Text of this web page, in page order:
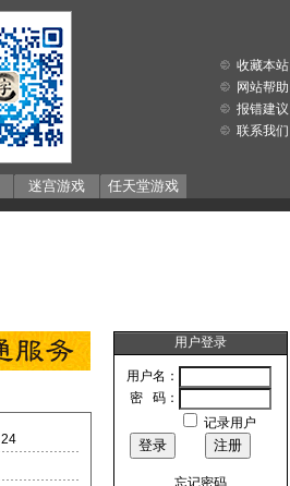
迷宫游戏 任天堂游戏
收藏本站
网站帮助
报错建议
联系我们
24
用户登录
用户名：
密 码：
记录用户
忘记密码